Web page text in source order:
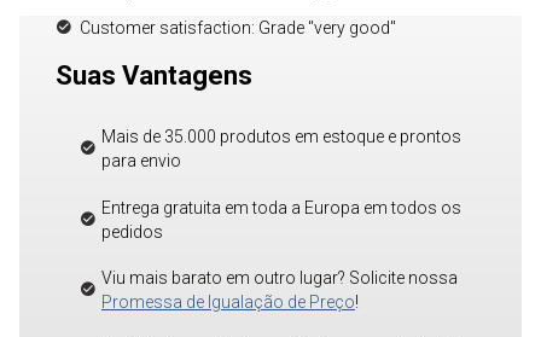
Customer satisfaction: Grade "very good"
Suas Vantagens
Mais de 35.000 produtos em estoque e prontos
para envio
Entrega gratuita em toda a Europa em todos os
pedidos
Viu mais barato em outro lugar? Solicite nossa
Promessa de Igualação de Preço!